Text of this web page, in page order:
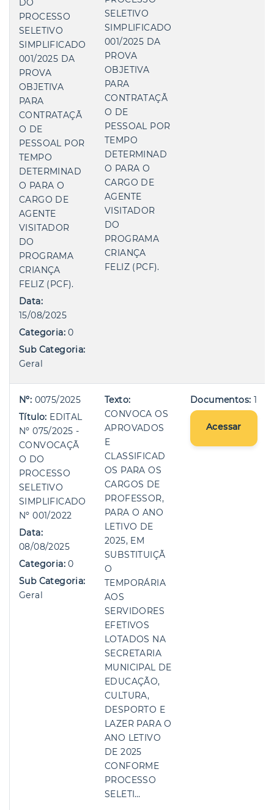
DO
PROCESSO
SELETIVO
SIMPLIFICADO
001/2025 DA
PROVA
OBJETIVA
PARA
CONTRATAÇÃ
O DE
PESSOAL POR
TEMPO
DETERMINAD
O PARA O
CARGO DE
AGENTE
VISITADOR
DO
PROGRAMA
CRIANÇA
FELIZ (PCF).
Data:
15/08/2025
Categoria:0
Sub Categoria:
Geral
SELETIVO
SIMPLIFICADO
001/2025 DA
PROVA
OBJETIVA
PARA
CONTRATAÇÃ
O DE
PESSOAL POR
TEMPO
DETERMINAD
O PARA O
CARGO DE
AGENTE
VISITADOR
DO
PROGRAMA
CRIANÇA
FELIZ (PCF).
Nº: 0075/2025
Título: EDITAL
Nº 075/2025 -
CONVOCAÇÃ
O DO
PROCESSO
SELETIVO
SIMPLIFICADO
Nº 001/2022
Data:
08/08/2025
Categoria:0
Sub Categoria:
Geral
Texto:
CONVOCA OS
APROVADOS
E
CLASSIFICAD
OS PARA OS
CARGOS DE
PROFESSOR,
PARA O ANO
LETIVO DE
2025, EM
SUBSTITUIÇÃ
O
TEMPORÁRIA
AOS
SERVIDORES
EFETIVOS
LOTADOS NA
SECRETARIA
MUNICIPAL DE
EDUCAÇÃO,
CULTURA,
DESPORTO E
LAZER PARA O
ANO LETIVO
DE 2025
CONFORME
PROCESSO
SELETI…
Documentos: 1
Acessar